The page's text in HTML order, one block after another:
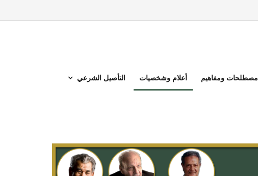
مصطلحات ومفاهيم أعلام وشخصيات التأصيل الشرعي